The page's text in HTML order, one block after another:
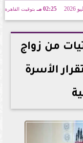
02:25 مـ بتوقيت القاهرة
من زواج
الأسرة